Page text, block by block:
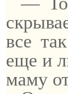
все
еще и
маму